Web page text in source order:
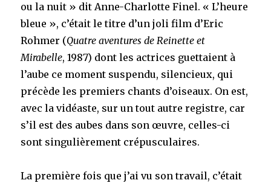
ou la nuit » dit Anne-Charlotte Finel. « L’heure
bleue », c’était le titre d’un joli film d’Eric
Rohmer (Quatre aventures de Reinette et
Mirabelle, 1987) dont les actrices guettaient à
l’aube ce moment suspendu, silencieux, qui
précède les premiers chants d’oiseaux. On est,
avec la vidéaste, sur un tout autre registre, car
s’il est des aubes dans son œuvre, celles-ci
sont singulièrement crépusculaires.
La première fois que j’ai vu son travail, c’était